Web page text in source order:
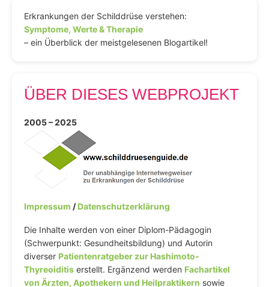
Erkrankungen der Schilddrüse verstehen:
Symptome, Werte & Therapie
– ein Überblick der meistgelesenen Blogartikel!
ÜBER DIESES WEBPROJEKT
2005 – 2025
Impressum /Datenschutzerklärung
Die Inhalte werden von einer Diplom-Pädagogin
(Schwerpunkt: Gesundheitsbildung) und Autorin
diverser Patientenratgeber zur Hashimoto-
Thyreoiditis erstellt. Ergänzend werden Fachartikel
von Ärzten, Apothekern und Heilpraktikern sowie